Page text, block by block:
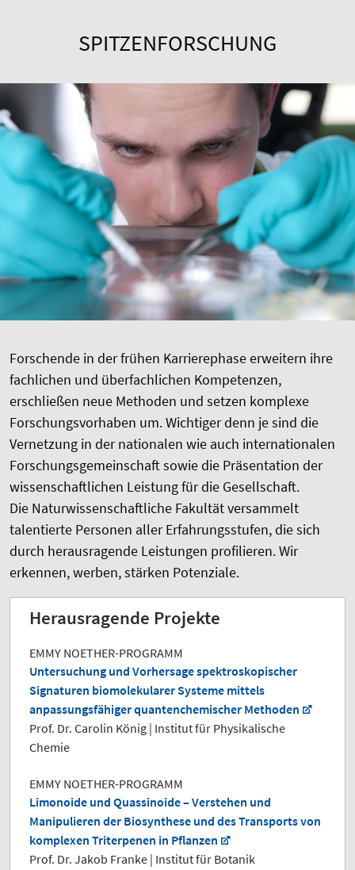
SPITZENFORSCHUNG
Forschende in der frühen Karrierephase erweitern ihre
fachlichen und überfachlichen Kompetenzen,
erschließen neue Methoden und setzen komplexe
Forschungsvorhaben um. Wichtiger denn je sind die
Vernetzung in der nationalen wie auch internationalen
Forschungsgemeinschaft sowie die Präsentation der
wissenschaftlichen Leistung für die Gesellschaft.
Die Naturwissenschaftliche Fakultät versammelt
talentierte Personen aller Erfahrungsstufen, die sich
durch herausragende Leistungen profilieren. Wir
erkennen, werben, stärken Potenziale.
Herausragende Projekte
EMMY NOETHER-PROGRAMM
Untersuchung und Vorhersage spektroskopischer
Signaturen biomolekularer Systeme mittels
anpassungsfähiger quantenchemischer Methoden
Prof. Dr. Carolin König | Institut für Physikalische
Chemie
EMMY NOETHER-PROGRAMM
Limonoide und Quassinoide – Verstehen und
Manipulieren der Biosynthese und des Transports von
komplexen Triterpenen in Pflanzen
Prof. Dr. Jakob Franke | Institut für Botanik